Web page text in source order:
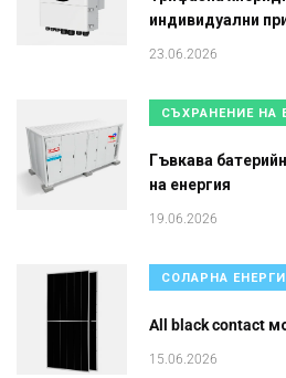
индивидуални
23.06.2026
СЪХРАНЕНИЕ НА
Гъвкава
на енергия
19.06.2026
СОЛАРНА
All black contact
15.06.2026